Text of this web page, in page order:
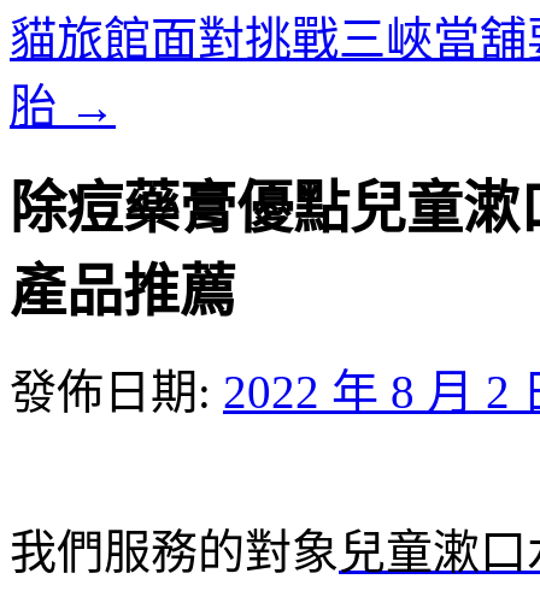
貓旅館面對挑戰三峽當
胎 →
除痘藥膏優點兒童
產品推薦
發佈日期: 2022 年 8 月 2
我們服務的對象兒童漱口